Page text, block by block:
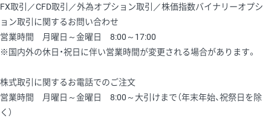
FX取引／CFD取引／外為オプション取引／株価指数バイナリーオプシ
ョン取引に関するお問い合わせ
営業時間 月曜日～金曜日 8:00～17:00
※国内外の休日・祝日に伴い営業時間が変更される場合があります。
株式取引に関するお電話でのご注文
営業時間 月曜日～金曜日 8:00～大引けまで（年末年始、祝祭日を除
く）